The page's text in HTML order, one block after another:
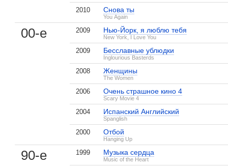
2010 Снова ты
You Again
00-е 2009 Нью-Йорк, я люблю тебя
New York, I Love You
2009 Бесславные ублюдки
Inglourious Basterds
2008 Женщины
The Women
2006 Очень страшное кино 4
Scary Movie 4
2004 Испанский Английский
Spanglish
2000 Отбой
Hanging Up
90-е 1999 Музыка сердца
Music of the Heart